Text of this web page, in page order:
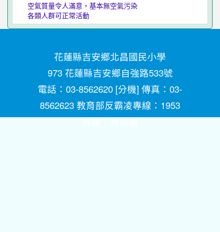
空氣質量令人滿意，基本無空氣污染
各類人群可正常活動
花蓮縣吉安鄉北昌國民小學
973 花蓮縣吉安鄉自強路533號
電話：03-8562620 [分機] 傳真：03-
8562623 教育部反霸凌專線：1953
維護：資訊組